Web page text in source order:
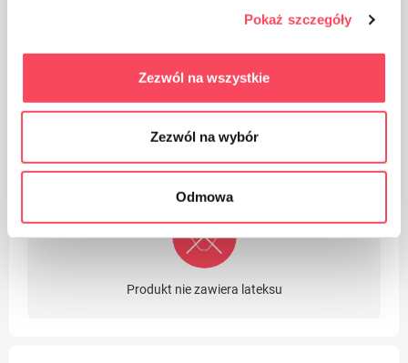
Pokaż szczegóły
Zezwól na wszystkie
Zezwól na wybór
Odmowa
Produkt jednorazowego użytku
Produkt nie zawiera lateksu